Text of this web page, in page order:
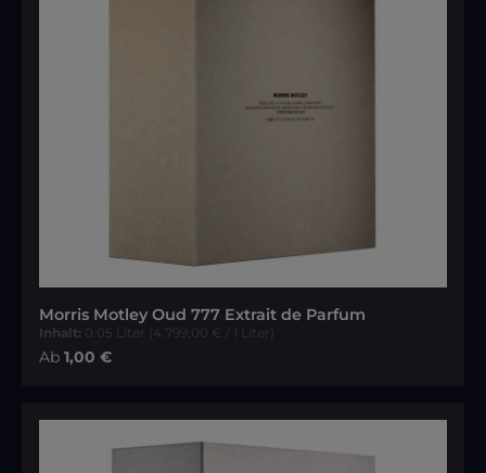
Morris Motley Oud 777 Extrait de Parfum
Inhalt: 0.05 Liter (4.799,00 € / 1 Liter)
Regulärer Preis:
Ab 1,00 €